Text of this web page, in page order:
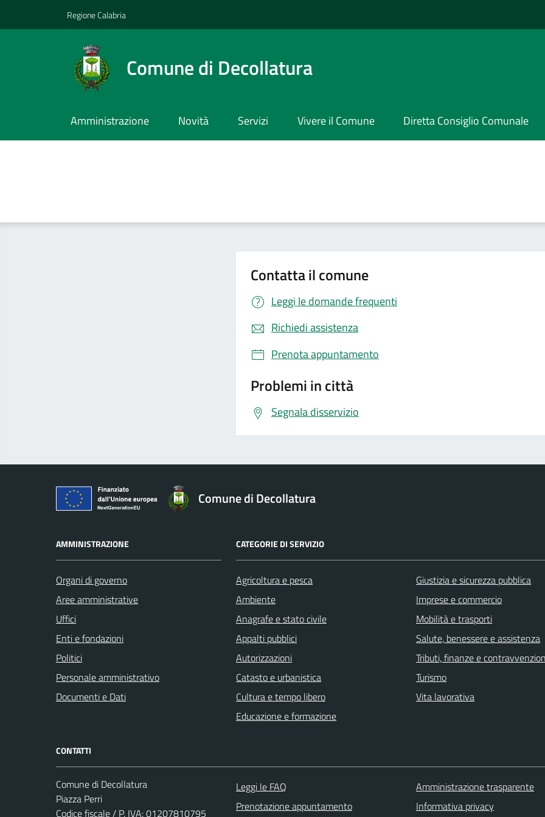
Regione Calabria
Comune di Decollatura
Amministrazione Novità Servizi Vivere il Comune Diretta Consiglio Comunale
Contatta il comune
Leggi le domande frequenti
Richiedi assistenza
Prenota appuntamento
Problemi in città
Segnala disservizio
Comune di Decollatura
AMMINISTRAZIONE
Organi di governo
Aree amministrative
Uffici
Enti e fondazioni
Politici
Personale amministrativo
Documenti e Dati
CATEGORIE DI SERVIZIO
Agricoltura e pesca
Ambiente
Anagrafe e stato civile
Appalti pubblici
Autorizzazioni
Catasto e urbanistica
Cultura e tempo libero
Educazione e formazione
Giustizia e sicurezza pubblica
Imprese e commercio
Mobilità e trasporti
Salute, benessere e assistenza
Tributi, finanze e
Turismo
Vita lavorativa
CONTATTI
Comune di Decollatura
Piazza Perri
Codice fiscale / P. IVA: 01207810795
Leggi le FAQ
Prenotazione appuntamento
Amministrazione trasparente
Informativa privacy